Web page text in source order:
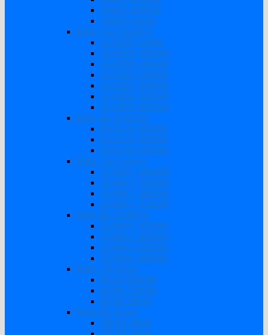
SAKO 6200W
SAKO 11KW
Biến Tần SUOER
SUOER 500W
SUOER 1000W
SUOER 1500W
SUOER 2000W
SUOER 3000W
SUOER 3200W
SUOER 5000W
Biến tần EASUN
EASUN 3000W
EASUN 3800W
EASUN 6200W
Biến Tần Sumry
SUMRY 1800W
SUMRY 3000W
SUMRY 3800W
SUMRY 6200W
Biến tần ZUMAX
ZUMAX 3000W
ZUMAX 5500W
ZUMAX 6200W
ZUMAX 6600W
Biến Tần Bơm
BƠM 5500W
BƠM 7500W
BƠM 15KW
Biến tần Deye
DEYE 3KW